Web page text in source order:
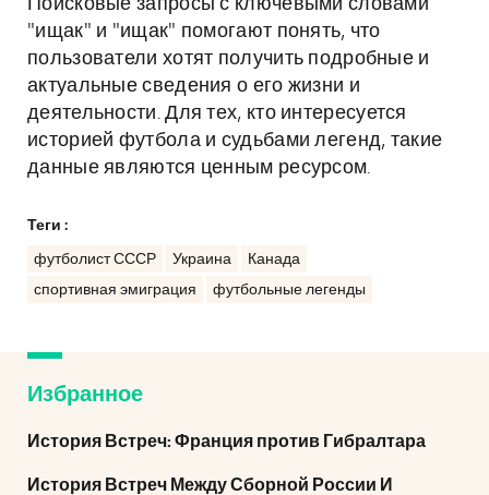
Поисковые запросы с ключевыми словами
"ищак" и "ищак" помогают понять, что
пользователи хотят получить подробные и
актуальные сведения о его жизни и
деятельности. Для тех, кто интересуется
историей футбола и судьбами легенд, такие
данные являются ценным ресурсом.
Теги :
футболист СССР Украина
Канада
спортивная эмиграция
футбольные легенды
Избранное
История Встреч: Франция против Гибралтара
История Встреч Между Сборной России И